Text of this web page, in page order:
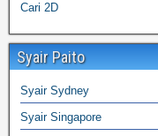
Cari 2D
Syair Paito
Syair Sydney
Syair Singapore